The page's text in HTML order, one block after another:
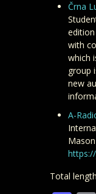
Črna
with
which
group
new
A-
Total